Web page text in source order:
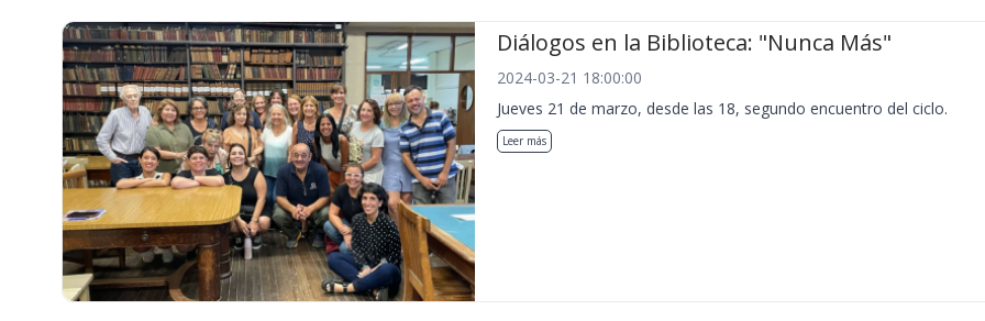
Diálogos en la Biblioteca: "Nunca Más"
2024-03-21 18:00:00
Jueves 21 de marzo, desde las 18, segundo encuentro del ciclo.
Leer más